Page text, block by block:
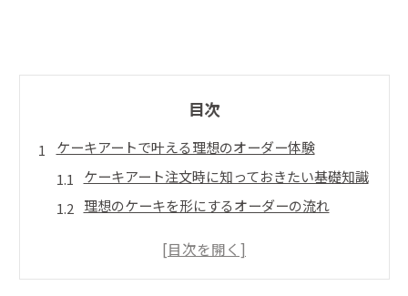
目次
ケーキアートで叶える理想のオーダー体験
ケーキアート注文時に知っておきたい基礎知識
理想のケーキを形にするオーダーの流れ
ケーキアートで実現するオリジナルデザイン例